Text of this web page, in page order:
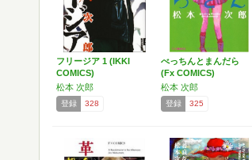
フリージア 1 (IKKI
COMICS)
松本 次郎
登録 328
べっちんとまんだら
(Fx COMICS)
松本 次郎
登録 325